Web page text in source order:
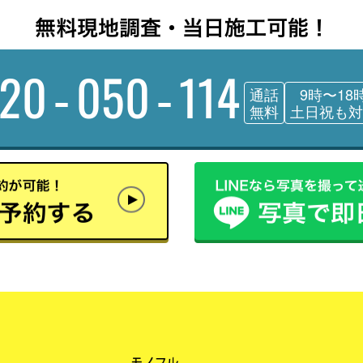
050-114 通話
無料
9時〜18
土日祝も